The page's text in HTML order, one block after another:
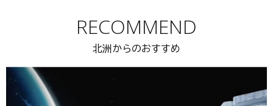
RECOMMEND
北洲からのおすすめ